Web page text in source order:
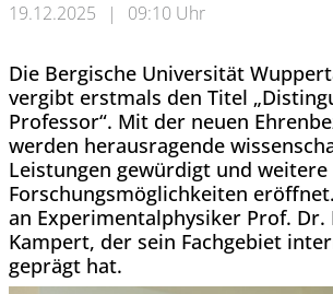
19.12.2025 | 09:10 Uhr
Die Bergische Universität
vergibt erstmals den Titel
Professor“. Mit der neuen
werden herausragende
Leistungen gewürdigt und weitere
Forschungsmöglichkeiten
an Experimentalphysiker Prof. Dr.
Kampert, der sein Fachgebiet
geprägt hat.